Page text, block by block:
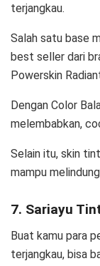
terjangkau.
Salah satu base
best seller dari
Powerskin
Dengan Color
melembabkan,
Selain itu, skin
mampu
7. Sariayu
Buat kamu para
terjangkau, bisa